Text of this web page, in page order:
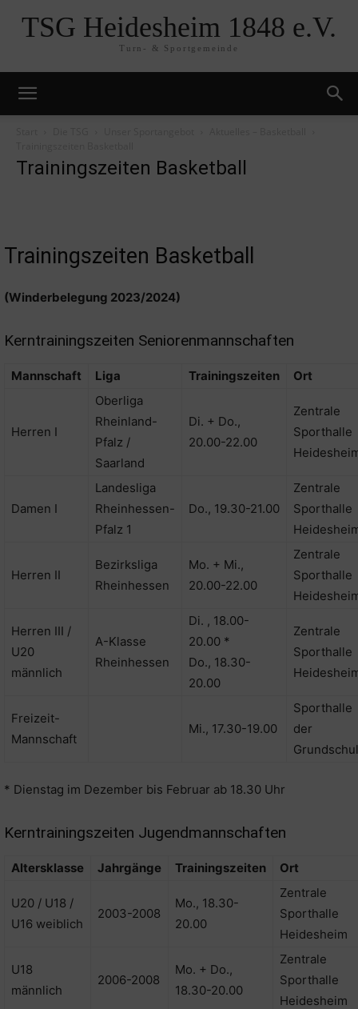
TSG Heidesheim 1848 e.V.
Turn- & Sportgemeinde
Trainingszeiten Basketball
Trainingszeiten Basketball
(Winderbelegung 2023/2024)
Kerntrainingszeiten Seniorenmannschaften
Mannschaft Liga Trainingszeiten Ort
Herren I
Oberliga
Rheinland-
Pfalz /
Saarland
Di. + Do.,
20.00-22.00
Zentrale
Sporthalle
Damen I
Landesliga
Rheinhessen-
Pfalz 1
Do., 19.30-21.00
Zentrale
Sporthalle
Herren II
Bezirksliga
Rheinhessen
Mo. + Mi.,
20.00-22.00
Zentrale
Sporthalle
Herren III /
U20
männlich
A-Klasse
Rheinhessen
Di. , 18.00-
20.00 *
Do., 18.30-
20.00
Zentrale
Sporthalle
Freizeit-
Mannschaft
Mi., 17.30-19.00
Sporthalle
der
* Dienstag im Dezember bis Februar ab 18.30 Uhr
Kerntrainingszeiten Jugendmannschaften
Altersklasse Jahrgänge Trainingszeiten Ort
U20 / U18 /
U16 weiblich
2003-2008
Mo., 18.30-
20.00
Zentrale
Sporthalle
Heidesheim
U18
männlich
2006-2008
Mo. + Do.,
18.30-20.00
Zentrale
Sporthalle
Heidesheim